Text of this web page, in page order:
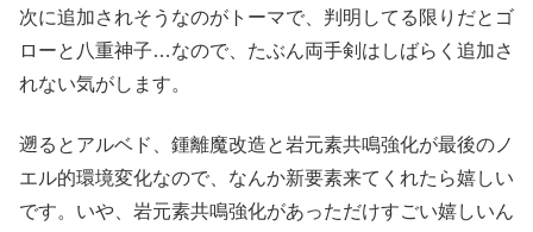
次に追加されそうなのがトーマで、判明してる限りだとゴ
ローと八重神子…なので、たぶん両手剣はしばらく追加さ
れない気がします。
遡るとアルベド、鍾離魔改造と岩元素共鳴強化が最後のノ
エル的環境変化なので、なんか新要素来てくれたら嬉しい
です。いや、岩元素共鳴強化があっただけすごい嬉しいん